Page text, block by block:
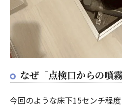
なぜ「点検口からの噴
今回のような床下15センチ程